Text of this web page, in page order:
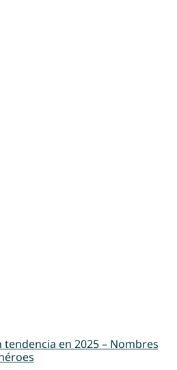
en 2025 – Nombres